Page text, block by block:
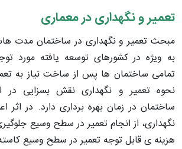
تعمیر و نگهداری در معماری
مبحث تعمیر و نگهداری در ساختمان مدت
به ویژه در کشورهای توسعه یافته مورد
تمامی ساختمان ها پس از ساخت نیاز به
نحوه تعمیر و نگهداری نقش بسزایی در
ساختمان در زمان بهره برداری دارد. در
نگهداری، از انجام تعمیر در سطح وسیع
هزینه ی قابل توجه تعمیر در سطح وسیع